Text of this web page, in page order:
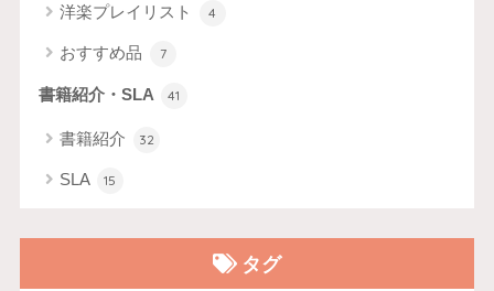
洋楽プレイリスト 4
おすすめ品 7
書籍紹介・SLA 41
書籍紹介 32
SLA 15
タグ